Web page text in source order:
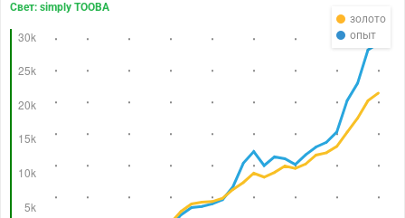
золото
опыт
Свет: simply TOOBA